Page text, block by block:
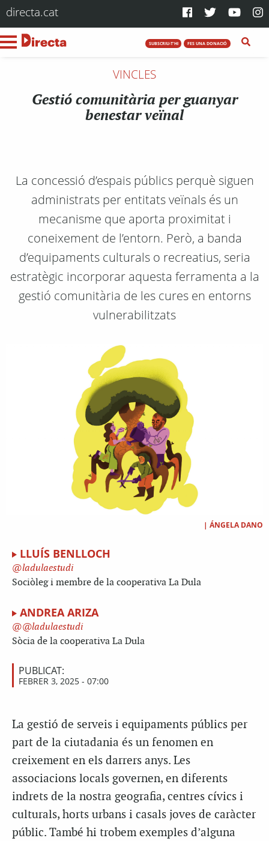
directa.cat
SUBSCRIU-T'HI FES UNA DONACIÓ
VINCLES
Gestió comunitària per guanyar
benestar veïnal
La concessió d’espais públics perquè siguen
administrats per entitats veïnals és un
mecanisme que aporta proximitat i
coneixement de l’entorn. Però, a banda
d’equipaments culturals o recreatius, seria
estratègic incorporar aquesta ferramenta a la
gestió comunitària de les cures en entorns
vulnerabilitzats
| ÁNGELA DANO
LLUÍS BENLLOCH
ladulaestudi
Sociòleg i membre de la cooperativa La Dula
ANDREA ARIZA
@ladulaestudi
Sòcia de la cooperativa La Dula
PUBLICAT:
FEBRER 3, 2025 - 07:00
La gestió de serveis i equipaments públics per
part de la ciutadania és un fenomen en
creixement en els darrers anys. Les
associacions locals governen, en diferents
indrets de la nostra geografia, centres cívics i
culturals, horts urbans i casals joves de caràcter
públic. També hi trobem exemples d’alguna